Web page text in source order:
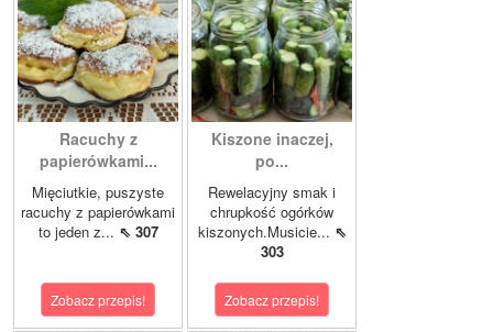
Racuchy z
papierówkami...
Mięciutkie, puszyste
racuchy z papierówkami
to jeden z... ⇖ 307
Zobacz przepis!
Kiszone inaczej,
po...
Rewelacyjny smak i
chrupkość ogórków
kiszonych.Musicie... ⇖
303
Zobacz przepis!